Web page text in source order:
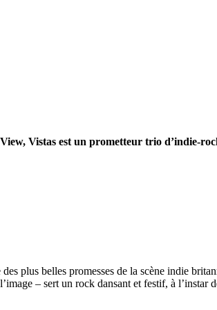
Vistas est un prometteur trio d’indie-
plus belles promesses de la scène indie
– sert un rock dansant et festif, à